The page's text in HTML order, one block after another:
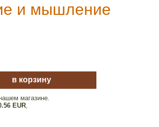
и мышление
в корзину
магазине.
EUR,